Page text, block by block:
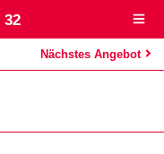
32
Open
menu
Nächstes Angebot